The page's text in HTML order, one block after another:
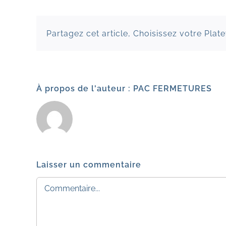
Partagez cet article, Choisissez votre
À propos de l'auteur : PAC FERMETURES
Laisser un commentaire
Commentaire